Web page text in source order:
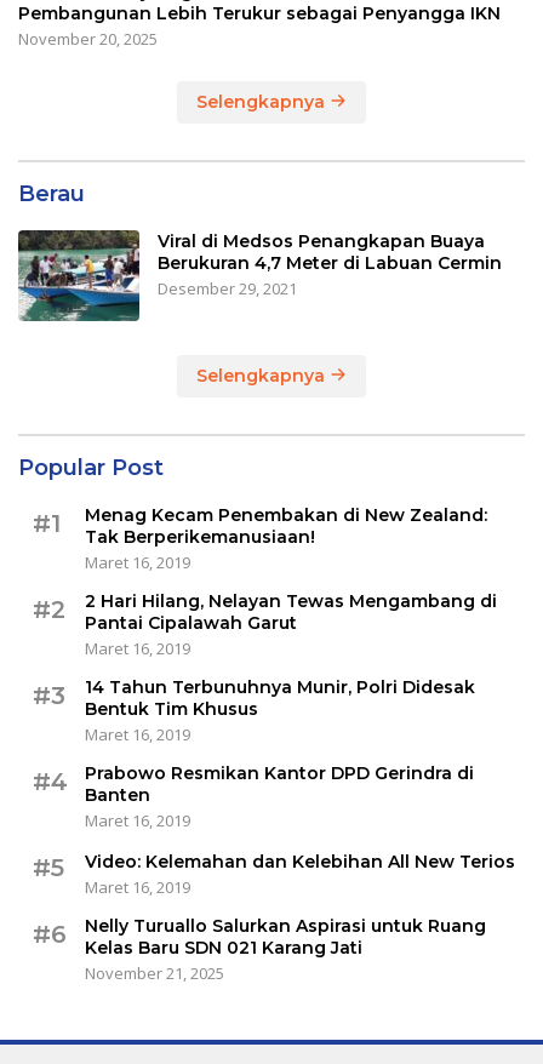
Pembangunan Lebih Terukur sebagai Penyangga IKN
November 20, 2025
Selengkapnya
Berau
Viral di Medsos Penangkapan Buaya
Berukuran 4,7 Meter di Labuan Cermin
Desember 29, 2021
Selengkapnya
Popular Post
#1
Menag Kecam Penembakan di New Zealand:
Tak Berperikemanusiaan!
Maret 16, 2019
#2
2 Hari Hilang, Nelayan Tewas Mengambang di
Pantai Cipalawah Garut
Maret 16, 2019
#3
14 Tahun Terbunuhnya Munir, Polri Didesak
Bentuk Tim Khusus
Maret 16, 2019
#4
Prabowo Resmikan Kantor DPD Gerindra di
Banten
Maret 16, 2019
#5
Video: Kelemahan dan Kelebihan All New Terios
Maret 16, 2019
#6
Nelly Turuallo Salurkan Aspirasi untuk Ruang
Kelas Baru SDN 021 Karang Jati
November 21, 2025